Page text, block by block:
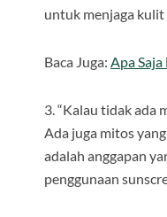
untuk menjaga
Baca Juga: Apa
3. “Kalau tidak ada
Ada juga mitos
adalah anggapan
penggunaan